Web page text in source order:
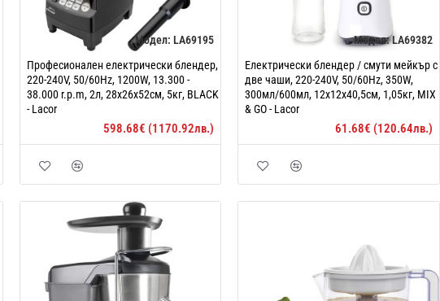
Модел: LA69195
Професионален електрически блендер,
220-240V, 50/60Hz, 1200W, 13.300 -
38.000 r.p.m, 2л, 28x26x52см, 5кг, BLACK
- Lacor
598.68€ (1170.92лв.)
Модел:LA69382
Електрически блендер / смути мейкър с
две чаши, 220-240V, 50/60Hz, 350W,
300мл/600мл, 12x12x40,5см, 1,05кг, MIX
& GO - Lacor
61.68€ (120.64лв.)